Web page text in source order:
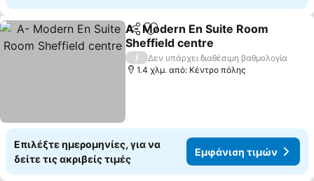
Κοινοποίηση
Προσθήκη στα αγαπημένα
A- Modern En Suite Room
Sheffield centre
Εμφάνιση τιμών
/
Δεν υπάρχει διαθέσιμη βαθμολογία
1.4 χλμ. από: Κέντρο πόλης
Επιλέξτε ημερομηνίες, για να
δείτε τις ακριβείς τιμές
Εμφάνιση τιμών